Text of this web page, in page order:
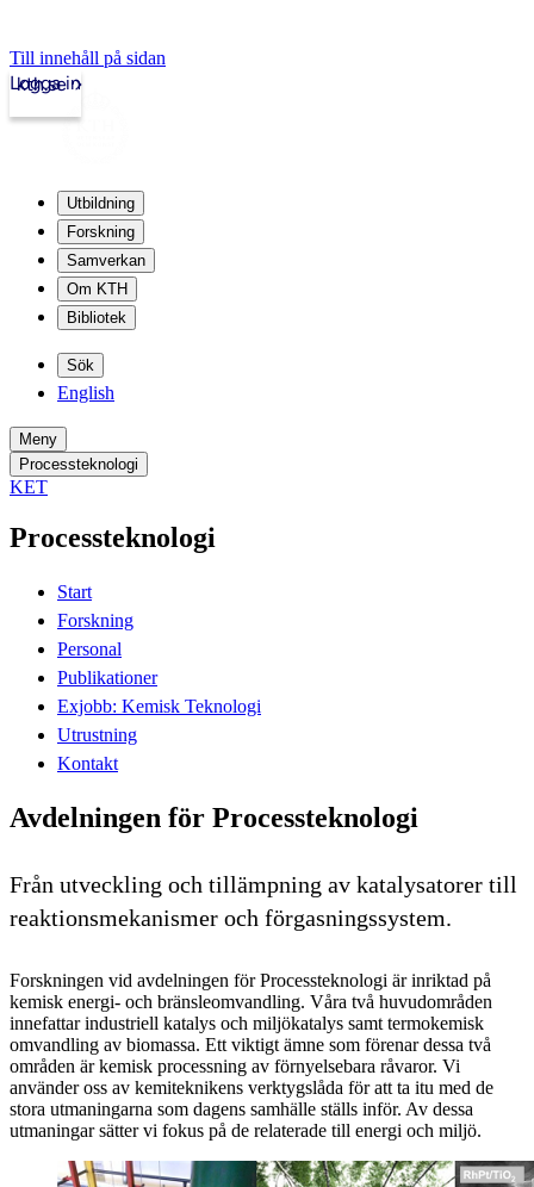
Till innehåll på sidan
kth.se
Logga in
Utbildning
Forskning
Samverkan
Om KTH
Bibliotek
Sök
English
Meny
Processteknologi
KET
Processteknologi
Start
Forskning
Personal
Publikationer
Exjobb: Kemisk Teknologi
Utrustning
Kontakt
Avdelningen för Processteknologi
Från utveckling och tillämpning av katalysatorer till
reaktionsmekanismer och förgasningssystem.
Forskningen vid avdelningen för Processteknologi är inriktad på
kemisk energi- och bränsleomvandling. Våra två huvudområden
innefattar industriell katalys och miljökatalys samt termokemisk
omvandling av biomassa. Ett viktigt ämne som förenar dessa två
områden är kemisk processning av förnyelsebara råvaror. Vi
använder oss av kemiteknikens verktygslåda för att ta itu med de
stora utmaningarna som dagens samhälle ställs inför. Av dessa
utmaningar sätter vi fokus på de relaterade till energi och miljö.